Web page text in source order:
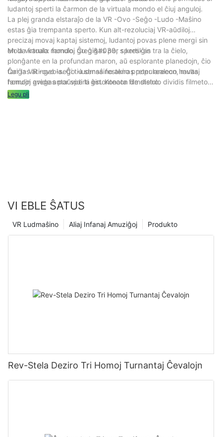
ludantoj sperti la ĉarmon de la virtuala mondo el ĉiuj anguloj.
La plej granda elstaraĵo de la VR -Ovo -Seĝo -Ludo -Maŝino
estas ĝia trempanta sperto. Kun alt-rezoluciaj VR-aŭdiloj
precizaj movaj kaptaj sistemoj, ludantoj povas plene mergi sin
en la virtuala mondo. Ĉu ĝi&#039; s kreskas tra la ĉielo,
plonĝante en la profundan maron, aŭ esplorante planedojn, ĉio
fariĝas atingebla. Ĉi tiu sensa festeno preter realeco havas
homojn avide antaŭvidi la estontecon de distro.
Moda karulo: famuloj gregigas por sperti ĝin
Ĉar la VR -ovo -seĝo -ludmaŝino akiras popularecon, multaj
famuloj gregas por sperti ĝin. Konata filmstelulo dividis filmeton
pri sia sperto en la VR-Ovo-Seĝo en sociaj amaskomunikiloj,
Legu pli
VI EBLE ŜATUS
Produkto
Aliaj Infanaj Amuziĝoj
VR Ludmaŝino
Rev-Stela Deziro Tri Homoj Turnantaj Ĉevalojn